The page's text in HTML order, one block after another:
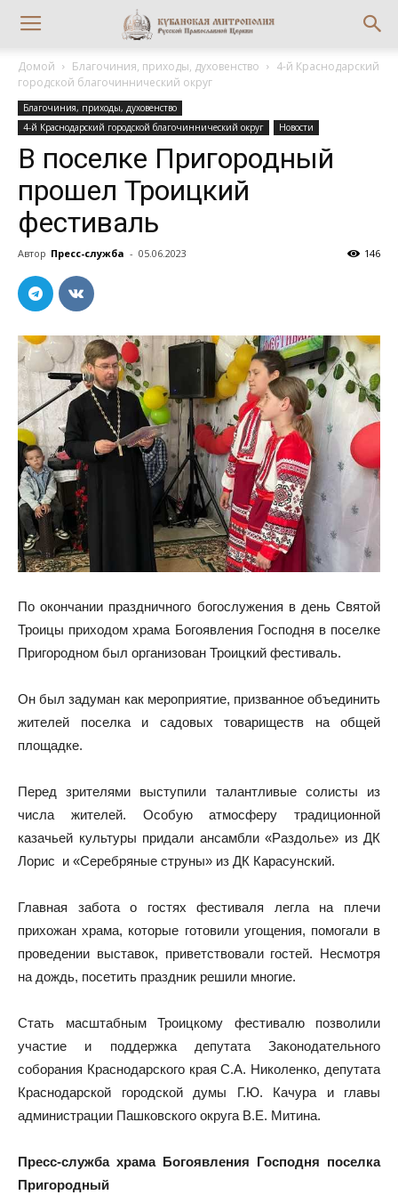
Домой Благочиния, приходы, духовенство
4-й Краснодарский
городской благочиннический округ
Благочиния, приходы, духовенство
4-й Краснодарский городской благочиннический округ
Новости
В поселке Пригородный
прошел Троицкий
фестиваль
Автор Пресс-служба - 05.06.2023 146
По окончании праздничного богослужения в день Святой
Троицы приходом храма Богоявления Господня в поселке
Пригородном был организован Троицкий фестиваль.
Он был задуман как мероприятие, призванное объединить
жителей поселка и садовых товариществ на общей
площадке.
Перед зрителями выступили талантливые солисты из
числа жителей. Особую атмосферу традиционной
казачьей культуры придали ансамбли «Раздолье» из ДК
Лорис и «Серебряные струны» из ДК Карасунский.
Главная забота о гостях фестиваля легла на плечи
прихожан храма, которые готовили угощения, помогали в
проведении выставок, приветствовали гостей. Несмотря
на дождь, посетить праздник решили многие.
Стать масштабным Троицкому фестивалю позволили
участие и поддержка депутата Законодательного
соборания Краснодарского края С.А. Николенко, депутата
Краснодарской городской думы Г.Ю. Качура и главы
администрации Пашковского округа В.Е. Митина.
Пресс-служба храма Богоявления Господня поселка
Пригородный